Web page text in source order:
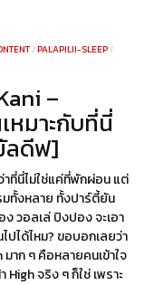
/PALAPILII-SLEEP /
–
หมาะกับที่นี่
ลดีฟ]
าที่นี่ไม่ใช่แค่ที่พักผ่อน แต่
มทั้งหลาย ทั้งปาร์ตี้ยัน
ง วอลเล่ ปิงปอง จะเอา
ปได้ไหม? ขอบอกเลยว่า
มาก ๆ คือหลายคนเข้าใจ
High จริง ๆ ก็ใช่ เพราะ